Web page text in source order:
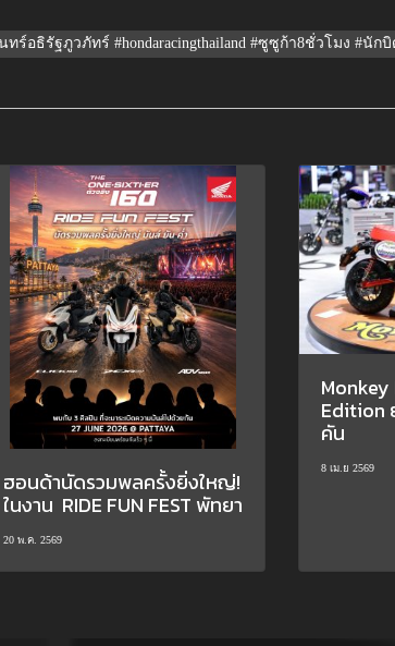
ทร์อธิรัฐภูวภัทร์ #hondaracingthailand #ซูซูก้า8ชั่วโมง #นัก
ฮอนด้านัดรวมพลครั้งยิ่งใหญ่!
ในงาน RIDE FUN FEST พัทยา
20 พ.ค. 2569
Edition
คัน
8 เม.ย 2569